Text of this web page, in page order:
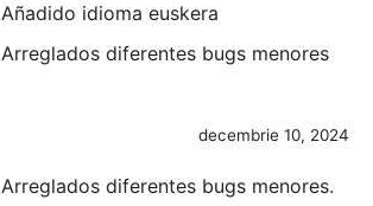
Añadido idioma euskera
Arreglados diferentes bugs menores
decembrie 10, 2024
Arreglados diferentes bugs menores.